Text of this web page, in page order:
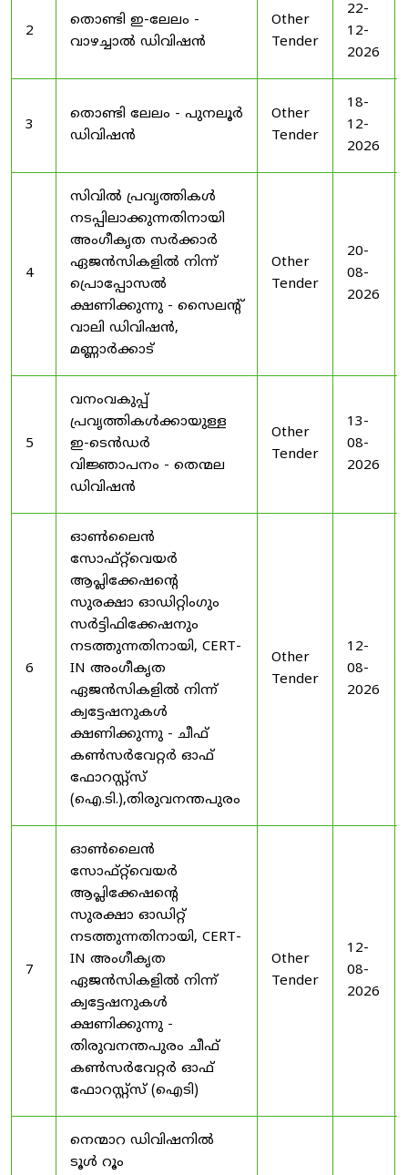
2
തൊണ്ടി ഇ-ലേലം -
വാഴച്ചാൽ ഡിവിഷൻ
Other
Tender
22-
12-
2026
3
തൊണ്ടി ലേലം - പുനലൂർ
ഡിവിഷൻ
Other
Tender
18-
12-
2026
4
സിവിൽ പ്രവൃത്തികൾ
നടപ്പിലാക്കുന്നതിനായി
അംഗീകൃത സർക്കാർ
ഏജൻസികളിൽ നിന്ന്
പ്രൊപ്പോസൽ
ക്ഷണിക്കുന്നു - സൈലന്റ്
വാലി ഡിവിഷൻ,
മണ്ണാർക്കാട്
Other
Tender
20-
08-
2026
5
വനംവകുപ്പ്
പ്രവൃത്തികൾക്കായുള്ള
ഇ-ടെൻഡർ
വിജ്ഞാപനം - തെന്മല
ഡിവിഷൻ
Other
Tender
13-
08-
2026
6
ഓൺലൈൻ
സോഫ്റ്റ്‌വെയർ
ആപ്ലിക്കേഷന്റെ
സുരക്ഷാ ഓഡിറ്റിംഗും
സർട്ടിഫിക്കേഷനും
നടത്തുന്നതിനായി, CERT-
IN അംഗീകൃത
ഏജൻസികളിൽ നിന്ന്
ക്വട്ടേഷനുകൾ
ക്ഷണിക്കുന്നു - ചീഫ്
കൺസർവേറ്റർ ഓഫ്
ഫോറസ്റ്റ്സ്
(ഐ.ടി.),തിരുവനന്തപുരം
Other
Tender
12-
08-
2026
7
ഓൺലൈൻ
സോഫ്റ്റ്‌വെയർ
ആപ്ലിക്കേഷന്റെ
സുരക്ഷാ ഓഡിറ്റ്
നടത്തുന്നതിനായി, CERT-
IN അംഗീകൃത
ഏജൻസികളിൽ നിന്ന്
ക്വട്ടേഷനുകൾ
ക്ഷണിക്കുന്നു -
തിരുവനന്തപുരം ചീഫ്
കൺസർവേറ്റർ ഓഫ്
ഫോറസ്റ്റ്സ് (ഐടി)
Other
Tender
12-
08-
2026
നെന്മാറ ഡിവിഷനിൽ
ടൂൾ റൂം